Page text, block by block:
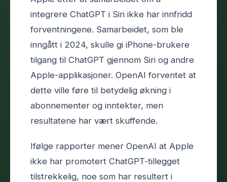
integrere ChatGPT i Siri ikke har innfridd
forventningene. Samarbeidet, som ble
inngått i 2024, skulle gi iPhone-brukere
tilgang til ChatGPT gjennom Siri og andre
Apple-applikasjoner. OpenAI forventet at
dette ville føre til betydelig økning i
abonnementer og inntekter, men
resultatene har vært skuffende.
Ifølge rapporter mener OpenAI at Apple
ikke har promotert ChatGPT-tillegget
tilstrekkelig, noe som har resultert i